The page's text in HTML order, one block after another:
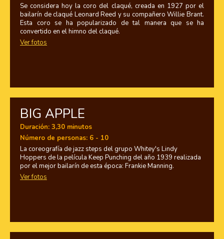
Se considera hoy la coro del claqué, creada en 1927 por el
bailarín de claqué Leonard Reed y su compañero Willie Brant.
Esta coro se ha popularizado de tal manera que se ha
convertido en el himno del claqué.
Ver fotos
BIG APPLE
Duración: 3,30 minutos
Número de personas: 6 - 10
La coreografía de jazz steps del grupo Whitey's Lindy
Hoppers de la película Keep Punching del año 1939 realizada
por el mejor bailarín de esta época: Frankie Manning.
Ver fotos